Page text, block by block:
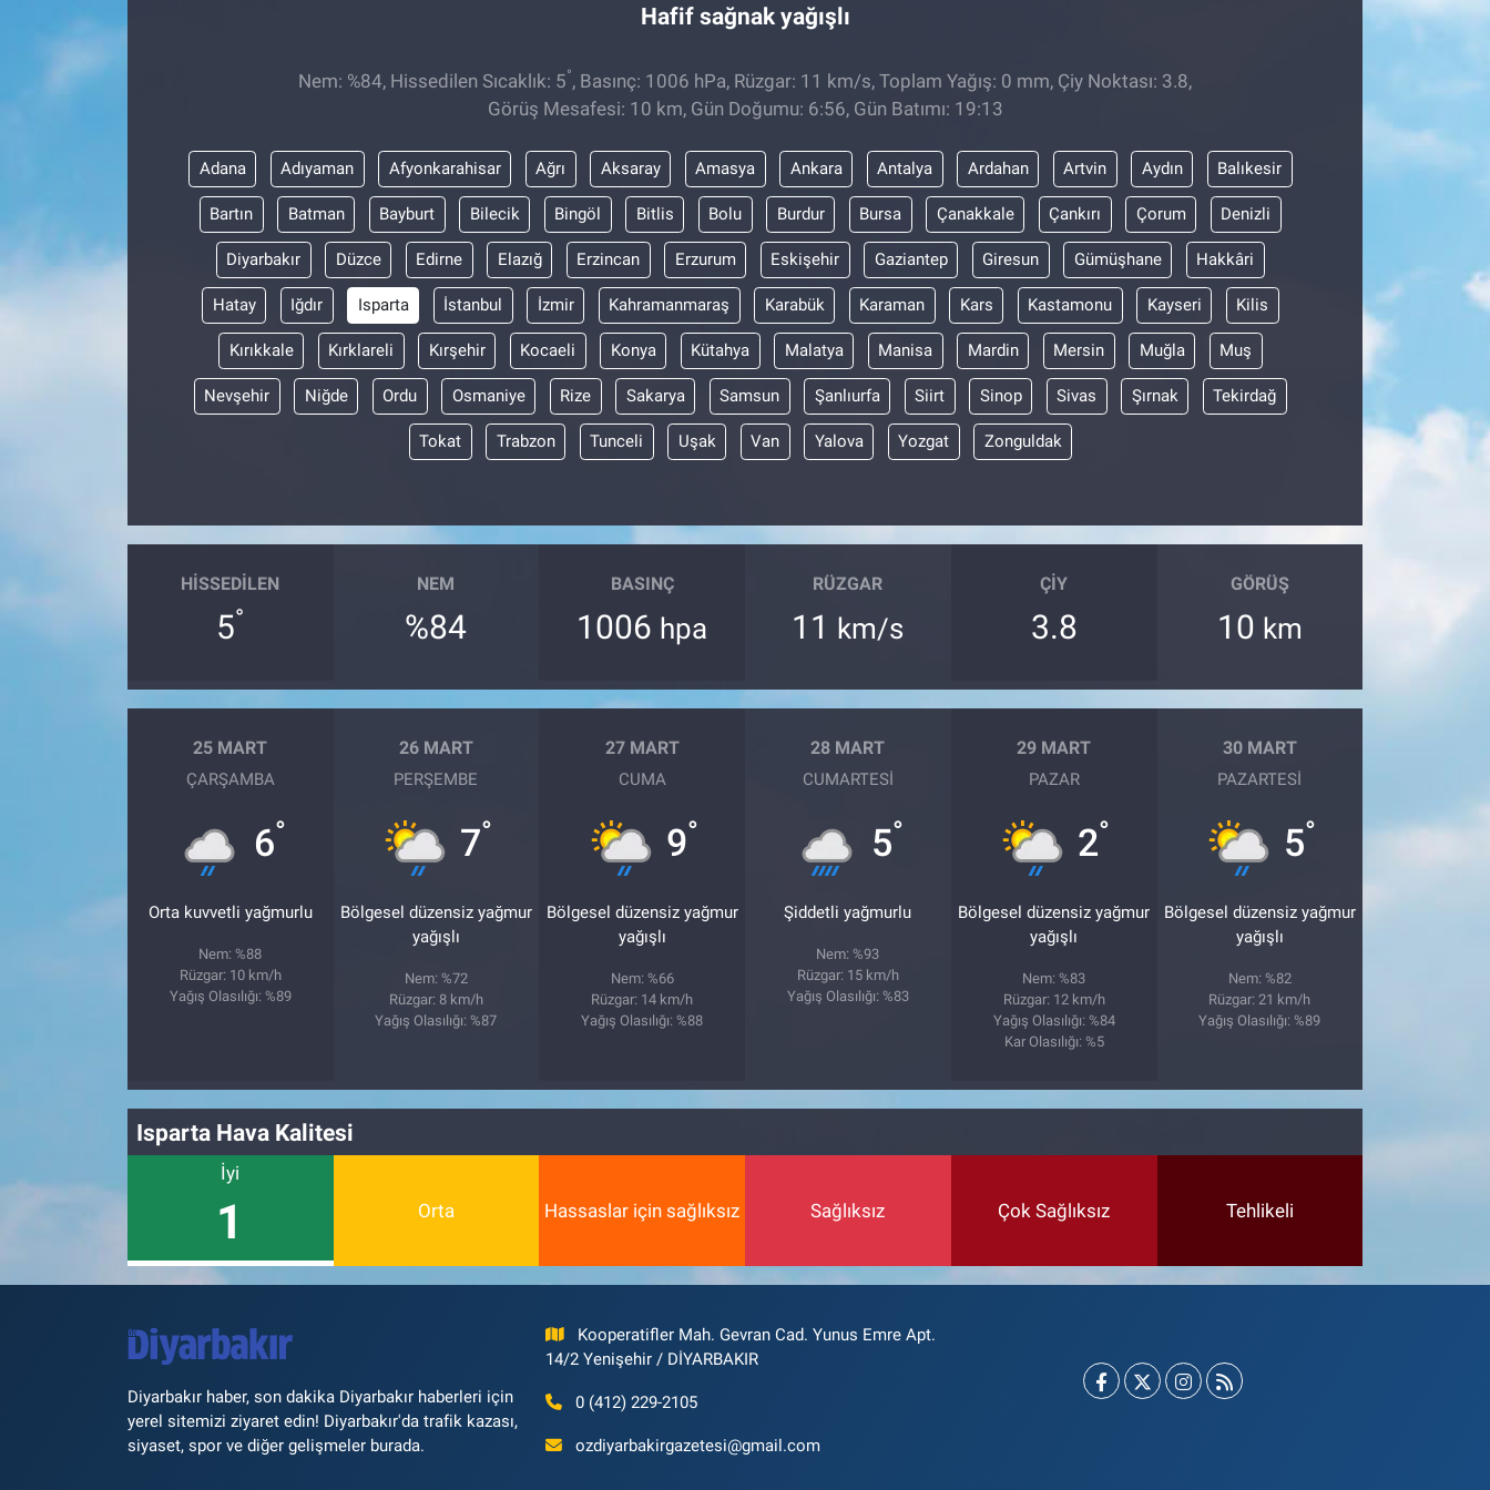
Hafif sağnak yağışlı
Nem: %84, Hissedilen Sıcaklık: 5°, Basınç: 1006 hPa, Rüzgar: 11 km/s, Toplam Yağış: 0 mm, Çiy Noktası: 3.8,
Görüş Mesafesi: 10 km, Gün Doğumu: 6:56, Gün Batımı: 19:13
Adana Adıyaman Afyonkarahisar Ağrı Aksaray Amasya Ankara Antalya Ardahan Artvin Aydın Balıkesir
Bartın Batman Bayburt Bilecik Bingöl Bitlis Bolu Burdur Bursa Çanakkale Çankırı Çorum Denizli
Diyarbakır Düzce Edirne Elazığ Erzincan Erzurum Eskişehir Gaziantep Giresun Gümüşhane Hakkâri
Hatay Iğdır Isparta İstanbul İzmir Kahramanmaraş Karabük Karaman Kars Kastamonu Kayseri Kilis
Kırıkkale Kırklareli Kırşehir Kocaeli Konya Kütahya Malatya Manisa Mardin Mersin Muğla Muş
Nevşehir Niğde Ordu Osmaniye Rize Sakarya Samsun Şanlıurfa Siirt Sinop Sivas Şırnak Tekirdağ
Tokat Trabzon Tunceli Uşak Van Yalova Yozgat Zonguldak
HISSEDILEN
5°
NEM
%84
BASINÇ
1006 hpa
RÜZGAR
11 km/s
ÇIY
3.8
GÖRÜŞ
10 km
25 MART
ÇARŞAMBA
6°
Orta kuvvetli yağmurlu
Nem: %88
Rüzgar: 10 km/h
Yağış Olasılığı: %89
26 MART
PERŞEMBE
7°
Bölgesel düzensiz yağmur
yağışlı
Nem: %72
Rüzgar: 8 km/h
Yağış Olasılığı: %87
27 MART
CUMA
9°
Bölgesel düzensiz yağmur
yağışlı
Nem: %66
Rüzgar: 14 km/h
Yağış Olasılığı: %88
28 MART
CUMARTESI
5°
Şiddetli yağmurlu
Nem: %93
Rüzgar: 15 km/h
Yağış Olasılığı: %83
29 MART
PAZAR
2°
Bölgesel düzensiz yağmur
yağışlı
Nem: %83
Rüzgar: 12 km/h
Yağış Olasılığı: %84
Kar Olasılığı: %5
30 MART
PAZARTESI
5°
Bölgesel düzensiz yağmur
yağışlı
Nem: %82
Rüzgar: 21 km/h
Yağış Olasılığı: %89
Isparta Hava Kalitesi
İyi
1 Orta Hassaslar için sağlıksız Sağlıksız Çok Sağlıksız Tehlikeli
Diyarbakır haber, son dakika Diyarbakır haberleri için
yerel sitemizi ziyaret edin! Diyarbakır'da trafik kazası,
siyaset, spor ve diğer gelişmeler burada.
Kooperatifler Mah. Gevran Cad. Yunus Emre Apt.
14/2 Yenişehir / DİYARBAKIR
0 (412) 229-2105
ozdiyarbakirgazetesi@gmail.com
EĞİTİM
SPOR